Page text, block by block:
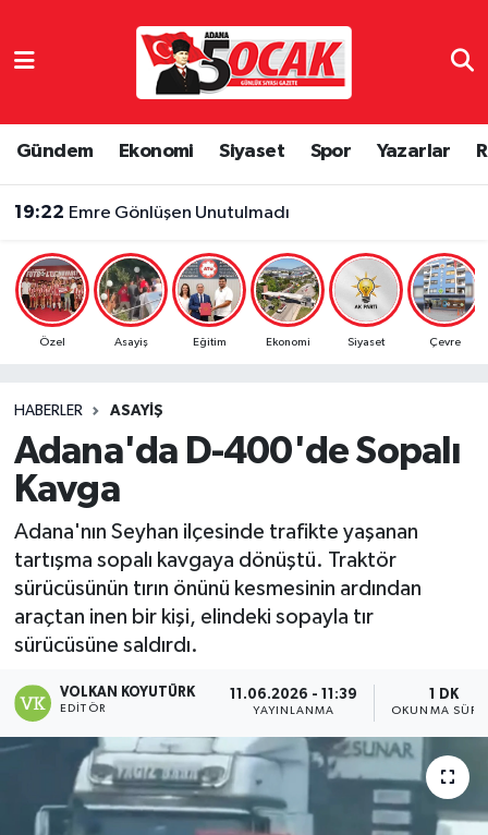
Gündem Ekonomi Siyaset Spor Yazarlar
19:22 Emre Gönlüşen Unutulmadı
Özel Asayiş Eğitim Ekonomi Siyaset Çevre
HABERLER ASAYIŞ
Adana'da D-400'de Sopalı
Kavga
Adana'nın Seyhan ilçesinde trafikte yaşanan
tartışma sopalı kavgaya dönüştü. Traktör
sürücüsünün tırın önünü kesmesinin ardından
araçtan inen bir kişi, elindeki sopayla tır
sürücüsüne saldırdı.
VOLKAN KOYUTÜRK
EDITÖR
11.06.2026 - 11:39
YAYINLANMA
1 DK
OKUNMA
Dünya
Eğitim
Gündem
Magazin
Özel
Resmi İlanlar
Sağlık
Siyaset
Spor
Adana Nöbetçi Eczaneler
Adana Trafik Yoğunluk Haritası
Süper Lig Puan Durumu ve Fikstür
Son Dakika Haberleri